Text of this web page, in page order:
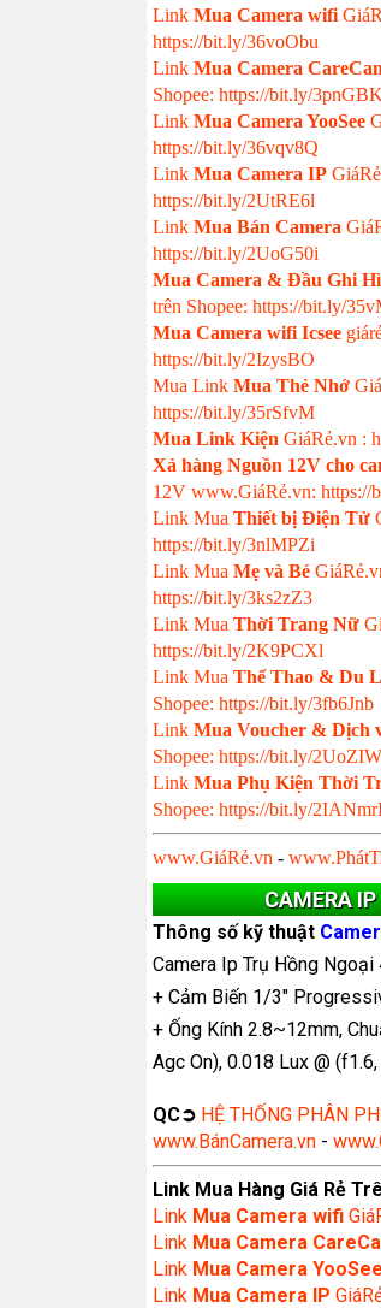
Link Mua Camera wifi
https://bit.ly/36voObu
Link Mua Camera
Shopee: https://bit.ly/
Link Mua Camera YooSee
https://bit.ly/36vqv8Q
Link Mua Camera IP
https://bit.ly/2UtRE6l
Link Mua Bán Camera
https://bit.ly/2UoG50i
Mua Camera & Đầu Ghi
trên Shopee: https://bit.ly/
Mua Camera wifi Icsee
https://bit.ly/2IzysBO
Mua Link Mua Thẻ Nhớ
https://bit.ly/35rSfvM
Mua Link Kiện GiáRẻ.vn :
Xả hàng Nguồn 12V cho
12V www.GiáRẻ.vn: https://
Link Mua Thiết bị Điện Tử
https://bit.ly/3nlMPZi
Link Mua Mẹ và Bé
https://bit.ly/3ks2zZ3
Link Mua Thời Trang Nữ
https://bit.ly/2K9PCXl
Link Mua Thể Thao & Du
Shopee: https://bit.ly/3fb6Jnb
Link Mua Voucher & Dịch
Shopee: https://bit.ly/
Link Mua Phụ Kiện Thời
Shopee: https://bit.ly/
www.GiáRẻ.vn -
CAMERA
Thông số kỹ thuật
Camera Ip Trụ Hồng
+ Cảm Biến 1/3"
+ Ống Kính 2.8~12mm,
Agc On), 0.018 Lux @
QC➲ HỆ THỐNG PHÂN
www.BánCamera.vn -
Link Mua Hàng Giá Rẻ
Link Mua Camera wifi
Link Mua Camera
Link Mua Camera YooSee
Link Mua Camera IP